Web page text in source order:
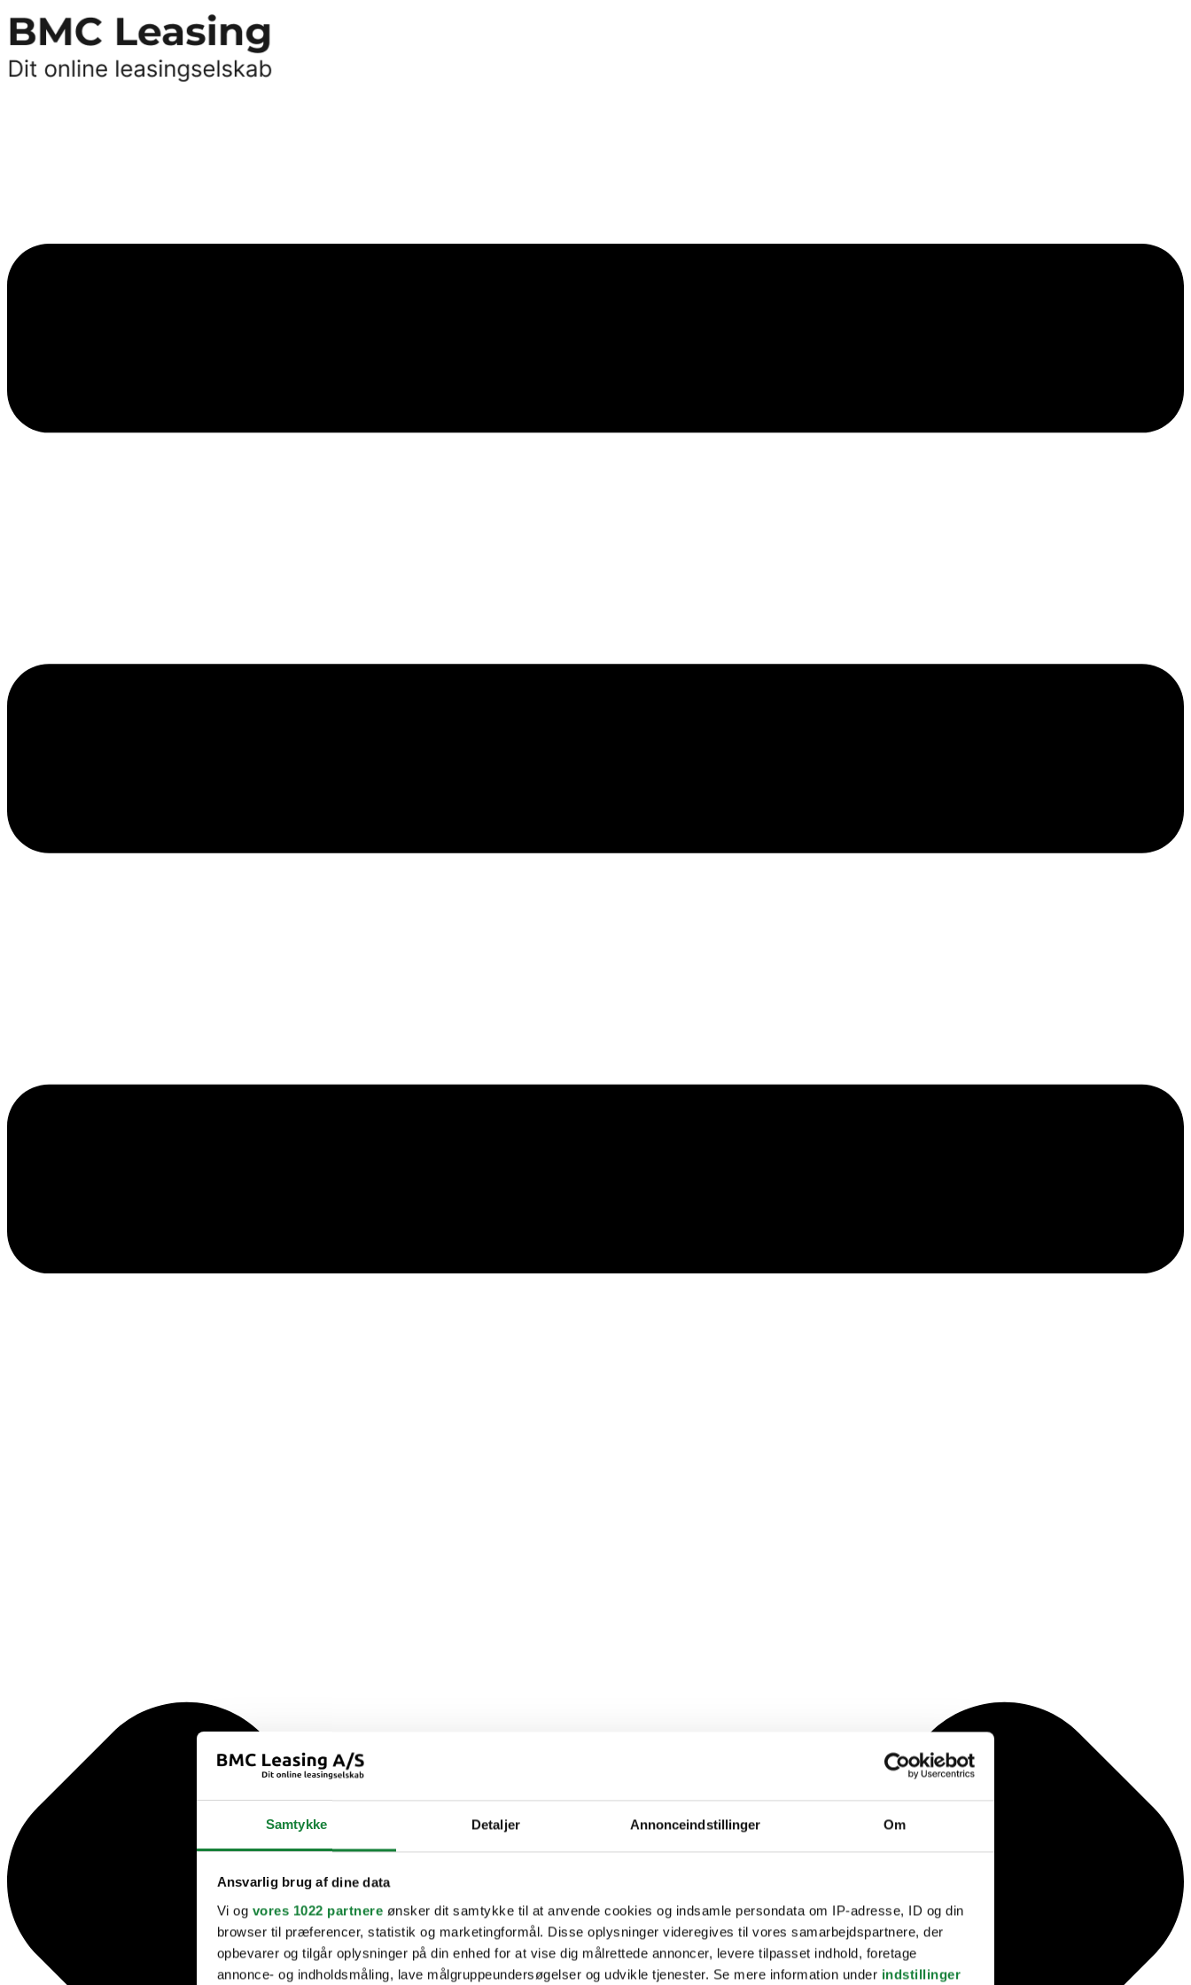
Samtykke Detaljer Annonceindstillinger Om
Ansvarlig brug af dine data
Vi og vores 1022 partnere ønsker dit samtykke til at anvende cookies og indsamle persondata om IP-adresse, ID og din
browser til præferencer, statistik og marketingformål. Disse oplysninger videregives til vores samarbejdspartnere, der
opbevarer og tilgår oplysninger på din enhed for at vise dig målrettede annoncer, levere tilpasset indhold, foretage
annonce- og indholdsmåling, lave målgruppeundersøgelser og udvikle tjenester. Se mere information under indstillinger
til
indhold